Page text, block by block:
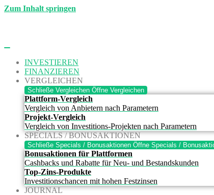
Zum Inhalt springen
INVESTIEREN
FINANZIEREN
VERGLEICHEN
Schließe Vergleichen Öffne Vergleichen
Plattform-Vergleich
Vergleich von Anbietern nach Parametern
Projekt-Vergleich
Vergleich von Investitions-Projekten nach Parametern
SPECIALS / BONUSAKTIONEN
Schließe Specials / Bonusaktionen Öffne Specials /
Bonusaktionen für Plattformen
Cashbacks und Rabatte für Neu- und Bestandskunden
Top-Zins-Produkte
Investitionschancen mit hohen Festzinsen
JOURNAL